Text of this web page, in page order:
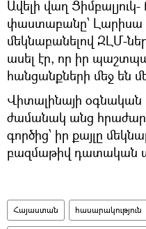
Ավելի վաղ
փաստաբանը՝ Լարիսա
մեկնաբանելով ԶԼՄ-
ասել էր, որ իր
հանցանքների մեջ են
Վիտալինայի օգնական
ժամանակ անց
գործից՝ իր քայլը
բազմաթիվ դատական
Հայաստան հասարակություն